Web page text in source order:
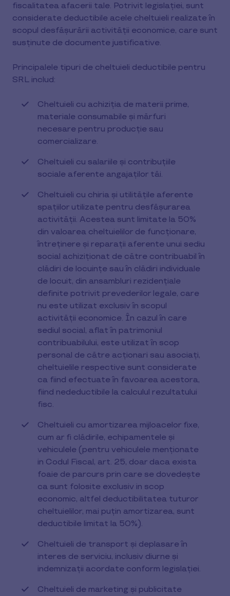
fiscalitatea afacerii tale. Potrivit legislației, sunt
considerate deductibile acele cheltuieli realizate în
scopul desfășurării activității economice, care sunt
susținute de documente justificative.
Principalele tipuri de cheltuieli deductibile pentru
SRL includ:
Cheltuieli cu achiziția de materii prime,
materiale consumabile și mărfuri
necesare pentru producție sau
comercializare.
Cheltuieli cu salariile și contribuțiile
sociale aferente angajaților tăi.
Cheltuieli cu chiria și utilitățile aferente
spațiilor utilizate pentru desfășurarea
activității. Acestea sunt limitate la 50%
din valoarea cheltuielilor de funcţionare,
întreţinere şi reparaţii aferente unui sediu
social achiziţionat de către contribuabil în
clădiri de locuinţe sau în clădiri individuale
de locuit, din ansambluri rezidenţiale
definite potrivit prevederilor legale, care
nu este utilizat exclusiv în scopul
activităţii economice. În cazul în care
sediul social, aflat în patrimoniul
contribuabilului, este utilizat în scop
personal de către acţionari sau asociaţi,
cheltuielile respective sunt considerate
ca fiind efectuate în favoarea acestora,
fiind nedeductibile la calculul rezultatului
fisc.
Cheltuieli cu amortizarea mijloacelor fixe,
cum ar fi clădirile, echipamentele și
vehiculele (pentru vehiculele menționate
in Codul Fiscal, art. 25, doar daca exista
foaie de parcurs prin care se dovedește
ca sunt folosite exclusiv in scop
economic, altfel deductibilitatea tuturor
cheltuielilor, mai puțin amortizarea, sunt
deductibile limitat la 50%).
Cheltuieli de transport și deplasare în
interes de serviciu, inclusiv diurne și
indemnizații acordate conform legislației.
Cheltuieli de marketing și publicitate